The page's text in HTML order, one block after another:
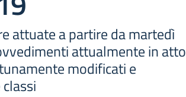
attuate a partire da martedì
attualmente in atto
modificati e